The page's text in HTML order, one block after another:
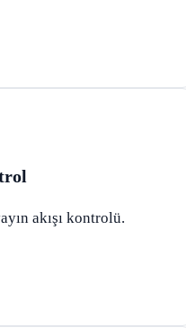
akışı kontrolü.